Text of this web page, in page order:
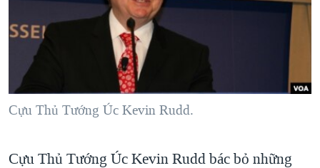
"Tìm"
NGƯỜI VIỆT HẢI NGOẠI
ĐỜI SỐNG
KINH TẾ
KHOA HỌC
SỨC KHOẺ
TẠI
HÀNH TRÌNH BẦU CỬ 2024
MỘT NĂM CHIẾN TRANH TẠI DẢI GAZA
GIẢI MÃ VÀNH ĐAI & CON ĐƯỜNG
NGÀY TỊ NẠN THẾ GIỚI
GROUND ZERO – XƯA VÀ NAY
NGHE
MẠNG XÃ HỘI
Cựu Thủ Tướng Úc Kevin Rudd.
Cựu Thủ Tướng Úc Kevin Rudd bác bỏ những